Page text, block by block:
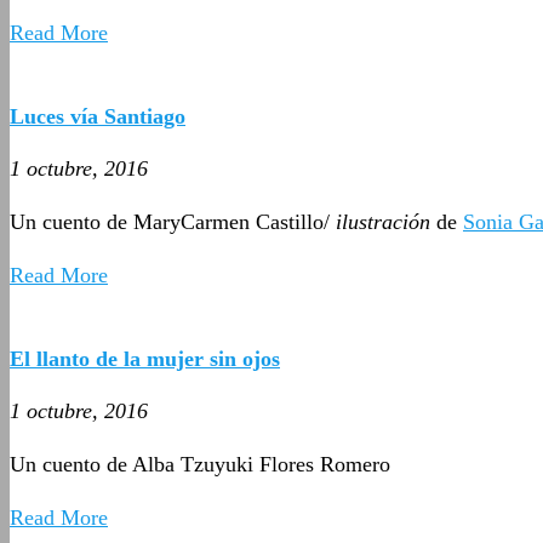
Read More
Luces vía Santiago
1 octubre, 2016
Un cuento de MaryCarmen Castillo/ ilustración de Sonia
Read More
El llanto de la mujer sin ojos
1 octubre, 2016
Un cuento de Alba Tzuyuki Flores Romero
Read More